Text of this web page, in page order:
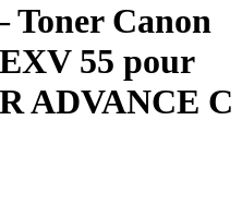
Toner Canon
55 pour
ADVANCE C